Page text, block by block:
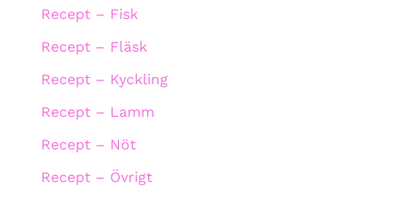
Recept – Fisk
Recept – Fläsk
Recept – Kyckling
Recept – Lamm
Recept – Nöt
Recept – Övrigt